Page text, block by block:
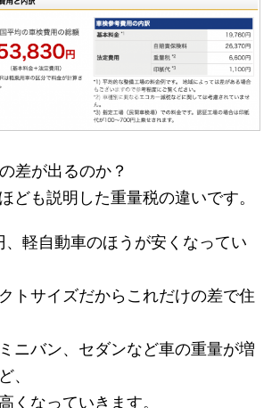
差が出るのか？
ども説明した重量税の違いです。
、軽自動車のほうが安くなってい
トサイズだからこれだけの差で住
ニバン、セダンなど車の重量が増
、
くなっていきます。